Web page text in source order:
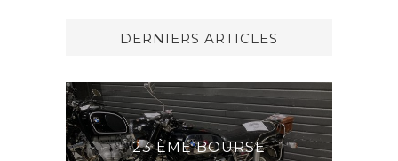
DERNIERS ARTICLES
23 ÈME BOURSE